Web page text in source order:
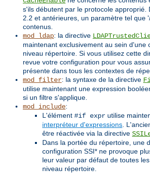
s'ils débutent par le protocole approprié.
2.2 et antérieures, un paramètre tel que
contenus.
mod_ldap: la directive
maintenant exclusivement au sein d'une
niveau répertoire. Si vous utilisez cette
revue votre configuration pour vous
présente dans tous les contextes de
mod_filter: la syntaxe de la directive
utilise maintenant une expression
si un filtre s'applique.
mod_include:
L'élément #if expr utilise
interpréteur d'expressions .
être réactivée via la directive
Dans la portée du répertoire, une
configuration SSI* ne provoque
leur valeur par défaut de toutes
niveau répertoire.